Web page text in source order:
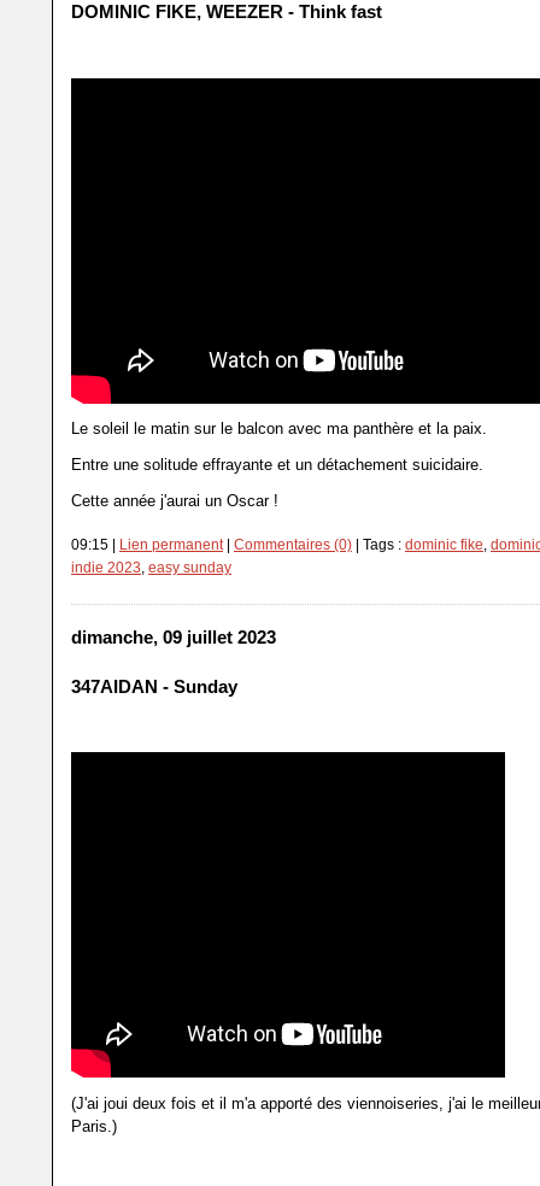
DOMINIC FIKE, WEEZER - Think fast
Le soleil le matin sur le balcon avec ma panthère et la paix.
Entre une solitude effrayante et un détachement suicidaire.
Cette année j'aurai un Oscar !
09:15 | Lien permanent| Commentaires (0) | Tags : dominic fike,
indie 2023, easy sunday
dimanche, 09 juillet 2023
347AIDAN - Sunday
(J'ai joui deux fois et il m'a apporté des viennoiseries, j'ai le
Paris.)